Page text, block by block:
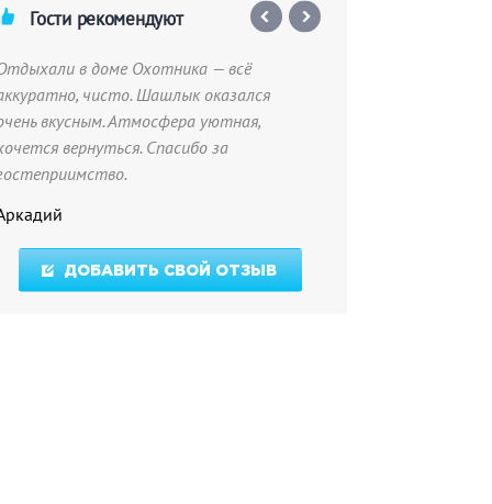
Гости рекомендуют
в доме Охотника — всё
чисто. Шашлык оказался
вкусным. Атмосфера уютная,
вернуться. Спасибо за
ДОБАВИТЬ СВОЙ ОТЗЫВ